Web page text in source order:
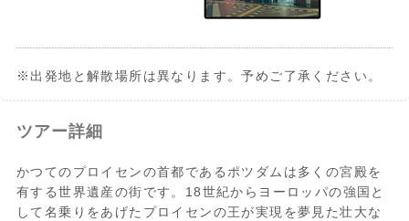
※出発地と解散場所は異なります。予めご了承ください。
ツアー詳細
かつてのプロイセンの首都であるポツダムは多くの宮殿を
有する世界遺産の街です。18世紀からヨーロッパの強国と
して名乗りをあげたプロイセンの王が実現を夢見た壮大な